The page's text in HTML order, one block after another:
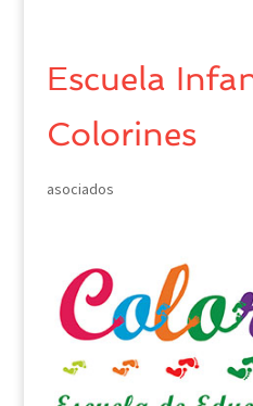
Escuela
Colorines
asociados